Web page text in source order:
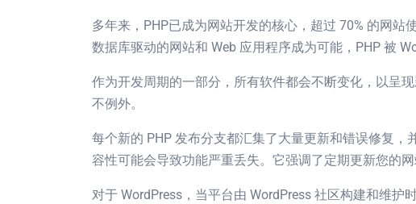
多年来，PHP已成为网站开发的核心，超过 70% 的网站
数据库驱动的网站和 Web 应用程序成为可能，PHP 被
作为开发周期的一部分，所有软件都会不断变化，以呈
不例外。
每个新的 PHP 发布分支都汇集了大量更新和错误修复
容性可能会导致功能严重丢失。它强调了定期更新您的网
对于 WordPress，当平台由 WordPress 社区构建和维护